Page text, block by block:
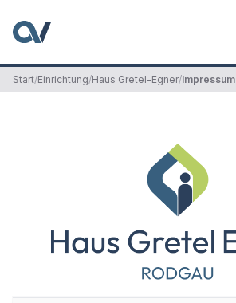
Start/Einrichtung/Haus Gretel-Egner/Impressum